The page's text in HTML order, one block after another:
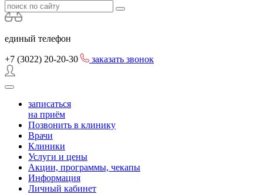
единый телефон
+7 (3022) 20-20-30 заказать звонок
записаться
на приём
Позвонить в клинику
Врачи
Клиники
Услуги и цены
Акции, программы, чекапы
Информация
Личный кабинет